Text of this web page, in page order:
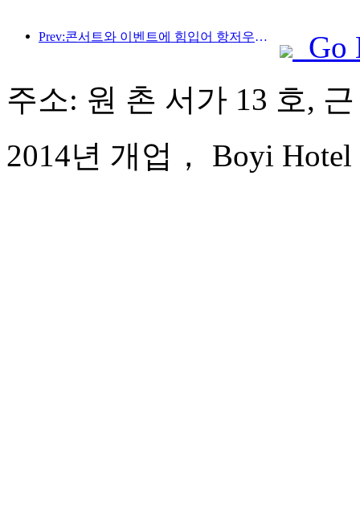
Prev:콘서트와 이벤트에 힘입어 항저우의 호텔 실적은 3월에도 계속 상승할 것으로 예상된다.
Go
주소: 원 촌 서가 13 호,
2014년 개업， Boyi Hotel